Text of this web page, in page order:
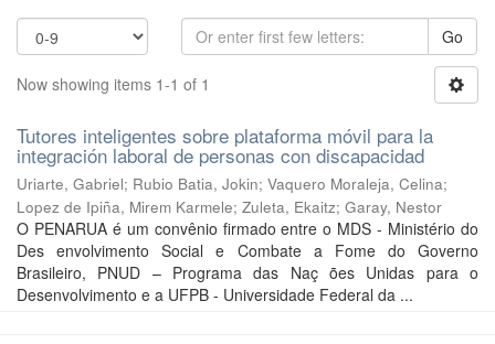
Go
Now showing items 1-1 of 1
Tutores inteligentes sobre plataforma móvil para la
integración laboral de personas con discapacidad
Uriarte, Gabriel; Rubio Batia, Jokin; Vaquero Moraleja, Celina;
Lopez de Ipiña, Mirem Karmele; Zuleta, Ekaitz; Garay, Nestor
O PENARUA é um convênio firmado entre o MDS - Ministério do
Des envolvimento Social e Combate a Fome do Governo
Brasileiro, PNUD – Programa das Naç ões Unidas para o
Desenvolvimento e a UFPB - Universidade Federal da ...